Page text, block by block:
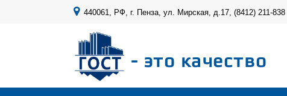
440061, РФ, г. Пенза, ул. Мирская, д.17, (8412) 211-838
- это качество